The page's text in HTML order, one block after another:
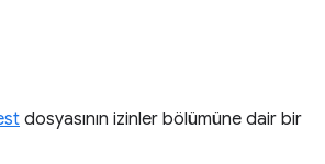
dosyasının izinler bölümüne dair bir